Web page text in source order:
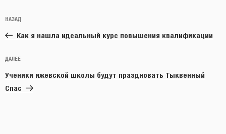
по
записям
Предыдущая
запись:
НАЗАД
Как я нашла идеальный курс повышения квалификации
Следующая
запись
ДАЛЕЕ
Ученики ижевской школы будут праздновать Тыквенный
Спас